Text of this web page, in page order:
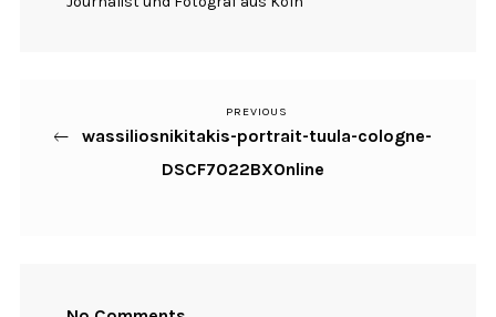
Beitragsnavigation
Previous
Post
PREVIOUS
wassiliosnikitakis-portrait-tuula-cologne-
DSCF7022BXOnline